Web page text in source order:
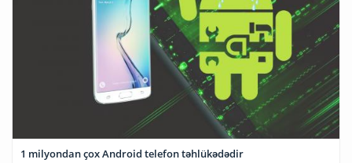
1 milyondan çox Android telefon təhlükədədir